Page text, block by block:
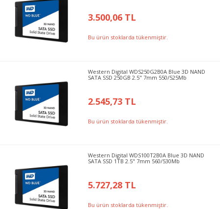
3.500,06 TL
Bu ürün stoklarda tükenmiştir.
Western Digital WDS250G2B0A Blue 3D NAND
SATA SSD 250GB 2.5" 7mm 550/525Mb
2.545,73 TL
Bu ürün stoklarda tükenmiştir.
Western Digital WDS100T2B0A Blue 3D NAND
SATA SSD 1TB 2.5" 7mm 560/530Mb
5.727,28 TL
Bu ürün stoklarda tükenmiştir.